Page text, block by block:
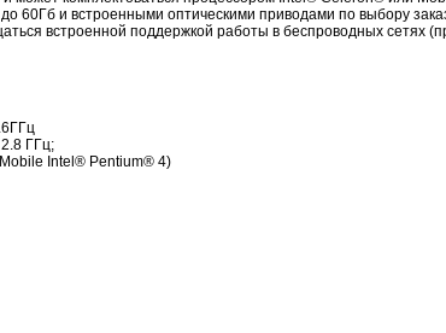
60Гб и встроенными оптическими приводами по выбору
встроенной поддержкой работы в беспроводных сетях
ГГц;
Intel® Pentium® 4)